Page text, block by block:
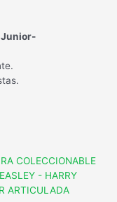
Junior-